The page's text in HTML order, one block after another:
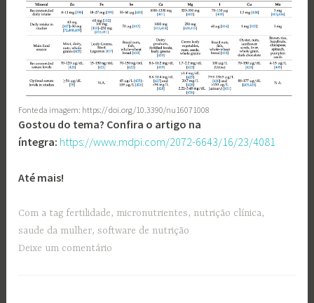
Fonte da imagem: https:// doi.org/10.3390/nu16071008
Gostou do tema? Confira o artigo na
íntegra: https://www.mdpi.com/2072-6643/16/23/4081
Até mais!
Com a tag fertilidade, micronutrientes, nutrição clínica,
saude da mulher,software de nutrição
Deixe um comentário